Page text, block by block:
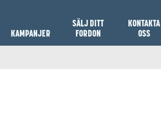
KAMPANJER
SÄLJ DITT
FORDON
KONTAKTA
OSS